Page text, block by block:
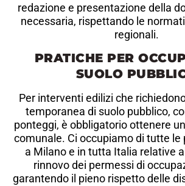
redazione e presentazione della
necessaria, rispettando le
regionali.
PRATICHE PER
SUOLO
Per interventi edilizi che
temporanea di suolo pubblico,
ponteggi, è obbligatorio ottenere
comunale. Ci occupiamo di tutte le
a Milano e in tutta Italia relative
rinnovo dei permessi di
garantendo il pieno rispetto delle